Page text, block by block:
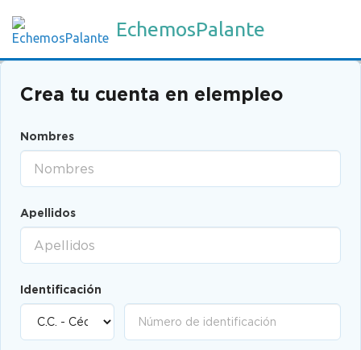
EchemosPalante
Crea tu cuenta en elempleo
Nombres
Apellidos
Identificación